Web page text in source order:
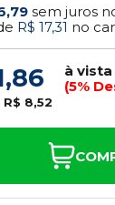
sem juros
R$ 17,31 no
à
(5%
R$ 8,52